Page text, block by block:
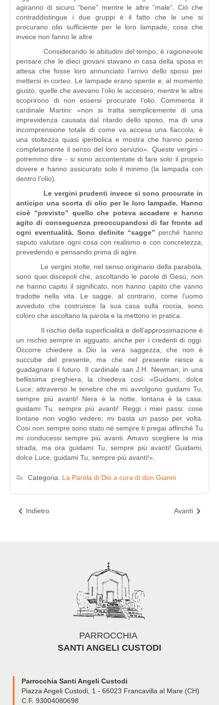
agiranno di sicuro “bene” mentre le altre “male”. Ciò che
contraddistingue i due gruppi è il fatto che le une si
procurano olio sufficiente per le loro lampade, cosa che
invece non fanno le altre.
Considerando le abitudini del tempo, è ragionevole
pensare che le dieci giovani stavano in casa della sposa in
attesa che fosse loro annunciato l’arrivo dello sposo per
mettersi in corteo. Le lampade erano spente e, al momento
giusto, quelle che avevano l’olio le accesero, mentre le altre
scoprirono di non essersi procurate l’olio. Commenta il
cardinale Martini: «non si tratta semplicemente di una
imprevidenza causata dal ritardo dello sposo, ma di una
incomprensione totale di come va accesa una fiaccola; è
una stoltezza quasi iperbolica e mostra che hanno perso
completamente il senso del loro servizio». Queste vergini -
potremmo dire - si sono accontentate di fare solo il proprio
dovere e hanno assicurato solo il minimo (la lampada con
dentro l’olio).
Le vergini prudenti invece si sono procurate in
anticipo una scorta di olio per le loro lampade. Hanno
cioè “previsto” quello che poteva accadere e hanno
agito di conseguenza preoccupandosi di far fronte ad
ogni eventualità. Sono definite “sagge” perché hanno
saputo valutare ogni cosa con realismo e con concretezza,
prevedendo e pensando prima di agire.
Le vergini stolte, nel senso originario della parabola,
sono quei discepoli che, ascoltando le parole di Gesù, non
ne hanno capito il significato, non hanno capito che vanno
tradotte nella vita. Le sagge, al contrario, come l’uomo
avveduto che costruisce la sua casa sulla roccia, sono
coloro che ascoltano la parola e la mettono in pratica.
Il rischio della superficialità e dell’approssimazione è
un rischio sempre in agguato, anche per i credenti di oggi.
Occorre chiedere a Dio la vera saggezza, che non è
succube del presente, ma che nel presente riesce a
guadagnare il futuro. Il cardinale san J.H. Newman, in una
bellissima preghiera, la chiedeva così: «Guidami, dolce
Luce; attraverso le tenebre che mi avvolgono guidami Tu,
sempre più avanti! Nera è la notte, lontana è la casa:
guidami Tu, sempre più avanti! Reggi i miei passi: cose
lontane non voglio vedere; mi basta un passo per volta.
Così non sempre sono stato né sempre ti pregai affinché Tu
mi conducessi sempre più avanti. Amavo scegliere la mia
strada, ma ora guidami Tu, sempre più avanti! Guidami,
dolce Luce, guidami Tu, sempre più avanti!».
Categoria: La Parola di Dio a cura di don Gianni
Indietro Avanti
PARROCCHIA
SANTI ANGELI CUSTODI
Parrocchia Santi Angeli Custodi
Piazza Angeli Custodi, 1 - 66023 Francavilla al Mare (CH)
C.F. 93004080698